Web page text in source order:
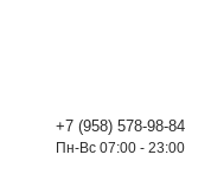
+7 (958) 578-98-84
Пн-Вс 07:00 - 23:00